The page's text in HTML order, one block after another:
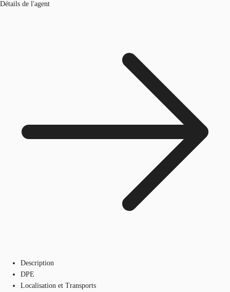
Détails de l'agent
Description
DPE
Localisation et Transports